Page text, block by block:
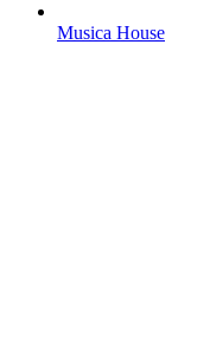
Musica House